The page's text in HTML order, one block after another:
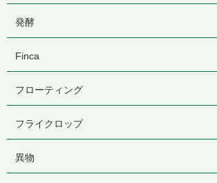
発酵
Finca
フローティング
フライクロップ
異物